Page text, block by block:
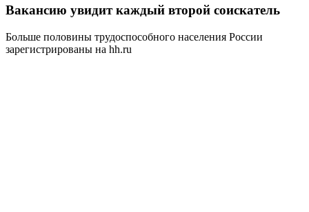
Вакансию увидит каждый второй соискатель
Больше половины трудоспособного населения России
зарегистрированы на hh.ru